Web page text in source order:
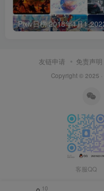
友链申请 免责声明
Copyright © 2025 ·
客服QQ
10